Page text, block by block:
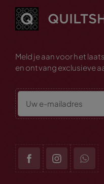
Meld je aan voor het
en ontvang exclusieve